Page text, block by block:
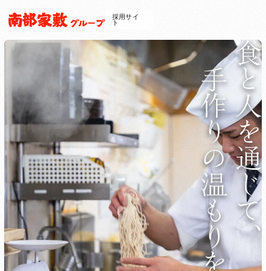
採用サイ
ト